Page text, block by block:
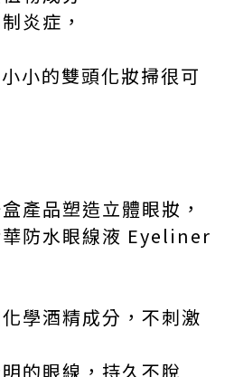
炎症，
小的雙頭化妝掃很可
產品塑造立體眼妝，
防水眼線液 Eyeliner
學酒精成分，不刺激
的眼線，持久不脫